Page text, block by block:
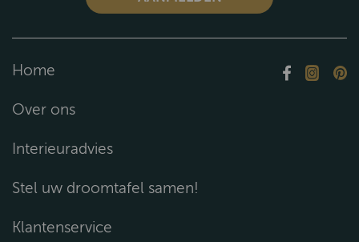
Home
Over ons
Interieuradvies
Stel uw droomtafel samen!
Klantenservice